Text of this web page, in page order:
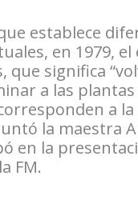
establece
en 1979,
que significa
a las
a
la maestra
en la
FM.